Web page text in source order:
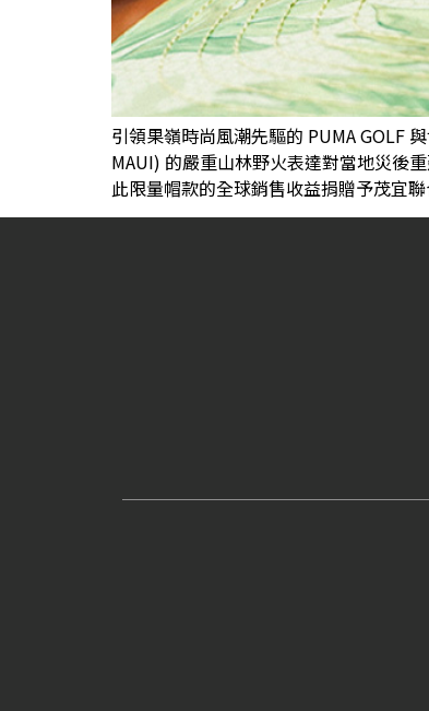
引領果嶺時尚風潮先驅的 PUMA GOLF
MAUI) 的嚴重山林野火表達對當地災後
此限量帽款的全球銷售收益捐贈予茂宜